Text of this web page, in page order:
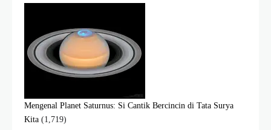
Mengenal Planet Saturnus: Si Cantik Bercincin di Tata Surya
Kita (1,719)